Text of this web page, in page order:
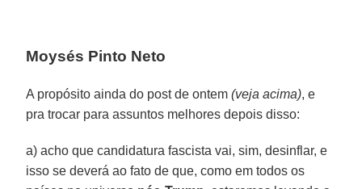
Moysés Pinto Neto
A propósito ainda do post de ontem(veja acima), e
pra trocar para assuntos melhores depois disso:
a) acho que candidatura fascista vai, sim, desinflar, e
isso se deverá ao fato de que, como em todos os